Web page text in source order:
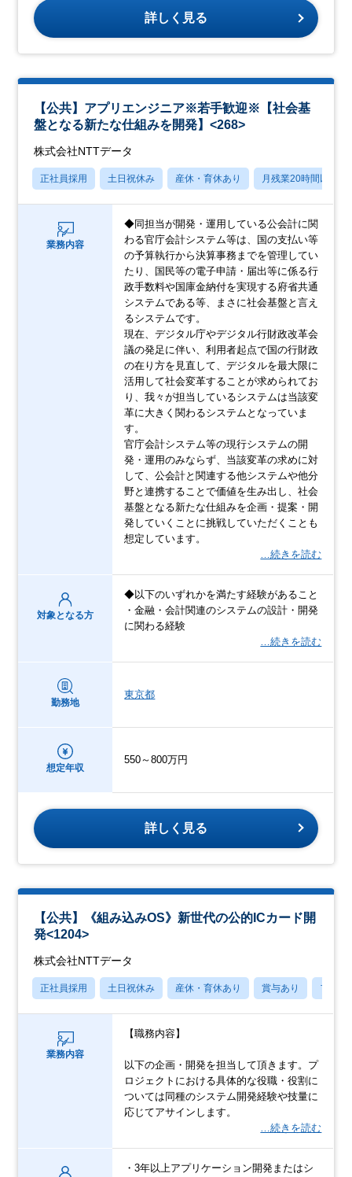
詳しく見る
【公共】アプリエンジニア※若手歓迎※【社会基
盤となる新たな仕組みを開発】<268>
株式会社NTTデータ
正社員採用 土日祝休み 産休・育休あり 月残業20時間以内
業務内容
◆同担当が開発・運用している公会計に関
わる官庁会計システム等は、国の支払い等
の予算執行から決算事務までを管理してい
たり、国民等の電子申請・届出等に係る行
政手数料や国庫金納付を実現する府省共通
システムである等、まさに社会基盤と言え
るシステムです。
現在、デジタル庁やデジタル行財政改革会
議の発足に伴い、利用者起点で国の行財政
の在り方を見直して、デジタルを最大限に
活用して社会変革することが求められてお
り、我々が担当しているシステムは当該変
革に大きく関わるシステムとなっていま
す。
官庁会計システム等の現行システムの開
発・運用のみならず、当該変革の求めに対
して、公会計と関連する他システムや他分
野と連携することで価値を生み出し、社会
基盤となる新たな仕組みを企画・提案・開
発していくことに挑戦していただくことも
想定しています。
…続きを読む
対象となる方
◆以下のいずれかを満たす経験があること
・金融・会計関連のシステムの設計・開発
に関わる経験
…続きを読む
勤務地
東京都
想定年収
550～800万円
詳しく見る
【公共】《組み込みOS》新世代の公的ICカード開
発<1204>
株式会社NTTデータ
正社員採用 土日祝休み 産休・育休あり 賞与あり フレッ
業務内容
【職務内容】
以下の企画・開発を担当して頂きます。プ
ロジェクトにおける具体的な役職・役割に
ついては同種のシステム開発経験や技量に
応じてアサインします。
…続きを読む
・3年以上アプリケーション開発またはシ